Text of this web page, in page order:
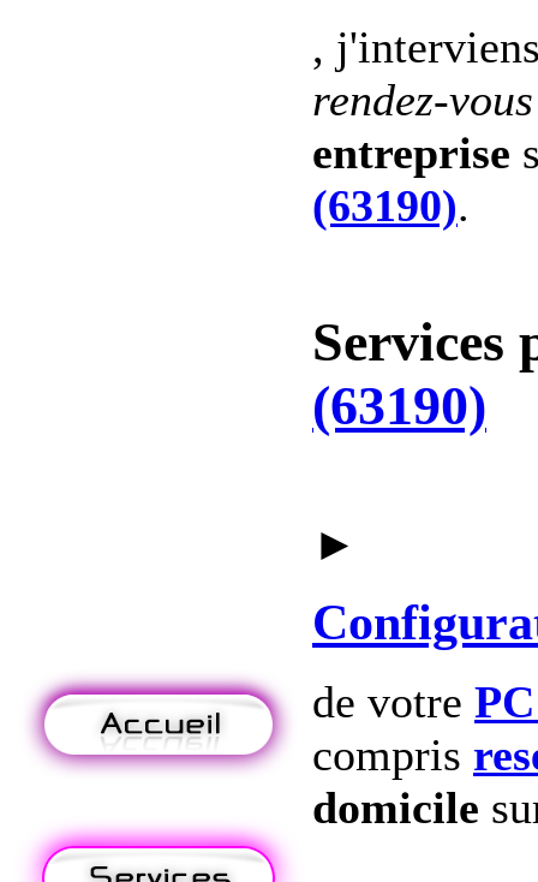
,
rendez-
entreprise
(63190).
Services
(63190)
►
de votre
compris
domicile